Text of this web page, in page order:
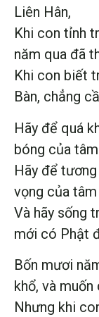
Liên Hân,
Khi con tỉnh
năm qua đã
Khi con biết
Bàn, chẳng
Hãy để quá
bóng của
Hãy để
vọng của
Và hãy sống
mới có Phật
Bốn mươi
khổ, và muốn
Nhưng khi